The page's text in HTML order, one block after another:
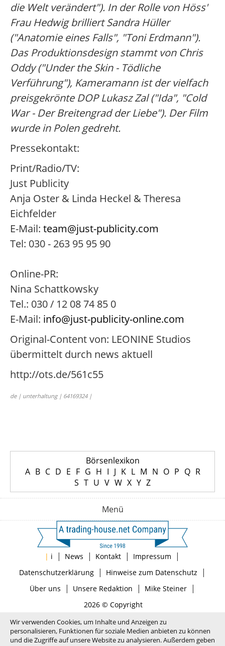
die Welt verändert"). In der Rolle von Höss'
Frau Hedwig brilliert Sandra Hüller
("Anatomie eines Falls", "Toni Erdmann").
Das Produktionsdesign stammt von Chris
Oddy ("Under the Skin - Tödliche
Verführung"), Kameramann ist der vielfach
preisgekrönte DOP Lukasz Zal ("Ida", "Cold
War - Der Breitengrad der Liebe"). Der Film
wurde in Polen gedreht.
Pressekontakt:
Print/Radio/TV:
Just Publicity
Anja Oster & Linda Heckel & Theresa
Eichfelder
E-Mail: team@just-publicity.com
Tel: 030 - 263 95 95 90
Online-PR:
Nina Schattkowsky
Tel.: 030 / 12 08 74 85 0
E-Mail: info@just-publicity-online.com
Original-Content von: LEONINE Studios
übermittelt durch news aktuell
http://ots.de/561c55
de | unterhaltung | 64169324 |
Börsenlexikon
A B C D E F G H I J K L M N O P Q R
S T U V W X Y Z
Menü
| i | News | Kontakt | Impressum |
Datenschutzerklärung| Hinweise zum Datenschutz |
Über uns | Unsere Redaktion | Mike Steiner|
2026 © Copyright
Wir verwenden Cookies, um Inhalte und Anzeigen zu
personalisieren, Funktionen für soziale Medien anbieten zu können
und die Zugriffe auf unsere Website zu analysieren. Außerdem geben